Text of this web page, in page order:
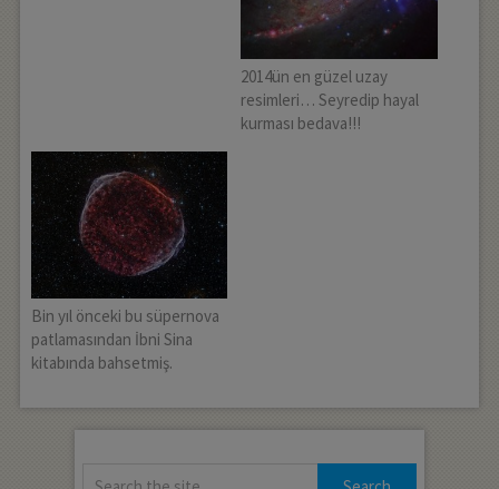
2014ün en güzel uzay
resimleri… Seyredip hayal
kurması bedava!!!
Bin yıl önceki bu süpernova
patlamasından İbni Sina
kitabında bahsetmiş.